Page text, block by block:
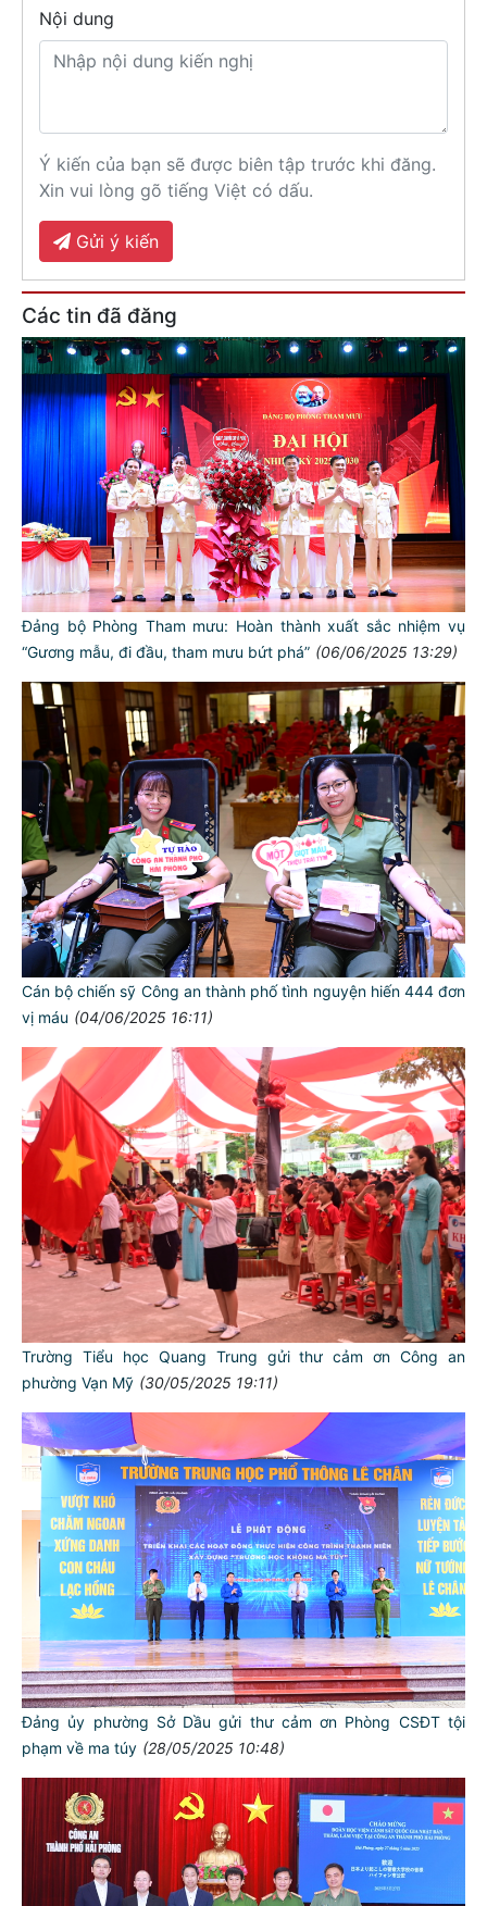
Nội dung
Ý kiến của bạn sẽ được biên tập trước khi đăng.
Xin vui lòng gõ tiếng Việt có dấu.
Gửi ý kiến
Các tin đã đăng
Đảng bộ Phòng Tham mưu: Hoàn thành xuất sắc nhiệm vụ
“Gương mẫu, đi đầu, tham mưu bứt phá” (06/06/2025 13:29)
Cán bộ chiến sỹ Công an thành phố tình nguyện hiến 444 đơn
vị máu (04/06/2025 16:11)
Trường Tiểu học Quang Trung gửi thư cảm ơn Công an
phường Vạn Mỹ (30/05/2025 19:11)
Đảng ủy phường Sở Dầu gửi thư cảm ơn Phòng CSĐT tội
phạm về ma túy (28/05/2025 10:48)